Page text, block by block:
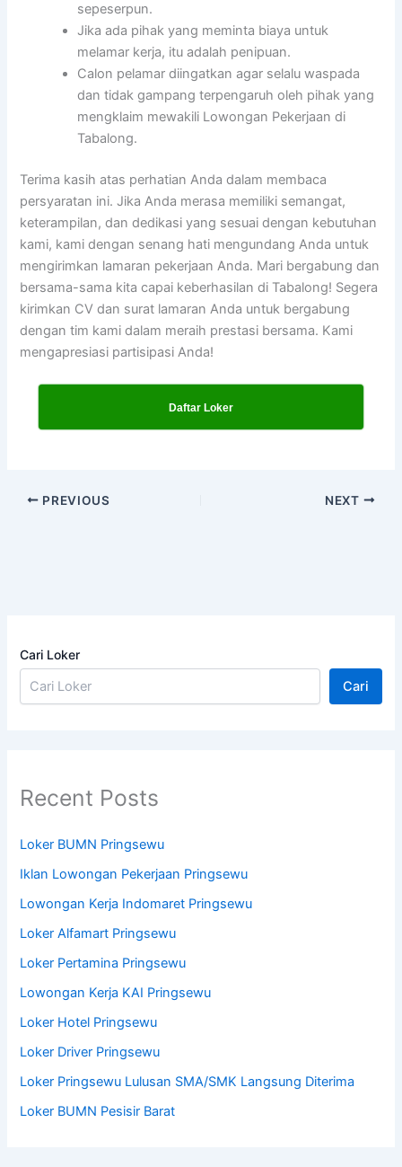
sepeserpun.
Jika ada pihak yang meminta biaya untuk
melamar kerja, itu adalah penipuan.
Calon pelamar diingatkan agar selalu waspada
dan tidak gampang terpengaruh oleh pihak yang
mengklaim mewakili Lowongan Pekerjaan di
Tabalong.
Terima kasih atas perhatian Anda dalam membaca
persyaratan ini. Jika Anda merasa memiliki semangat,
keterampilan, dan dedikasi yang sesuai dengan kebutuhan
kami, kami dengan senang hati mengundang Anda untuk
mengirimkan lamaran pekerjaan Anda. Mari bergabung dan
bersama-sama kita capai keberhasilan di Tabalong! Segera
kirimkan CV dan surat lamaran Anda untuk bergabung
dengan tim kami dalam meraih prestasi bersama. Kami
mengapresiasi partisipasi Anda!
Daftar Loker
PREVIOUS NEXT
Cari Loker
Cari
Recent Posts
Loker BUMN Pringsewu
Iklan Lowongan Pekerjaan Pringsewu
Lowongan Kerja Indomaret Pringsewu
Loker Alfamart Pringsewu
Loker Pertamina Pringsewu
Lowongan Kerja KAI Pringsewu
Loker Hotel Pringsewu
Loker Driver Pringsewu
Loker Pringsewu Lulusan SMA/SMK Langsung Diterima
Loker BUMN Pesisir Barat